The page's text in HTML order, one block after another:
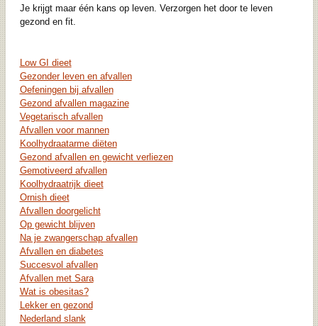
Je krijgt maar één kans op leven. Verzorgen het door te leven
gezond en fit.
Low GI dieet
Gezonder leven en afvallen
Oefeningen bij afvallen
Gezond afvallen magazine
Vegetarisch afvallen
Afvallen voor mannen
Koolhydraatarme diëten
Gezond afvallen en gewicht verliezen
Gemotiveerd afvallen
Koolhydraatrijk dieet
Ornish dieet
Afvallen doorgelicht
Op gewicht blijven
Na je zwangerschap afvallen
Afvallen en diabetes
Succesvol afvallen
Afvallen met Sara
Wat is obesitas?
Lekker en gezond
Nederland slank